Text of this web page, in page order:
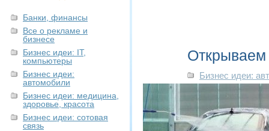
Банки, финансы
Все о рекламе и
бизнесе
Бизнес идеи: IT,
компьютеры
Бизнес идеи:
автомобили
Бизнес идеи: медицина,
здоровье, красота
Бизнес идеи: сотовая
связь
Бизнес идеи: